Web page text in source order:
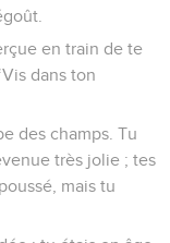
en train de te
dans ton
des champs. Tu
très jolie ; tes
mais tu